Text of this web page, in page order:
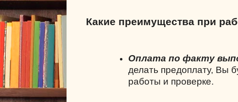
Какие преимущества при
Оплата по факту
делать предоплату, Вы
работы и проверке.